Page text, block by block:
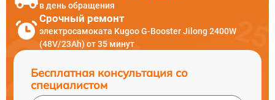
в день обращения
Срочный ремонт
электросамоката Kugoo G-Booster Jilong 2400W
(48V/23Ah) от 35 минут
Бесплатная консультация со
специалистом